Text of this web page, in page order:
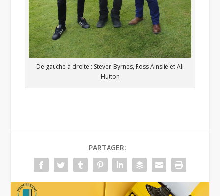
De gauche à droite : Steven Byrnes, Ross Ainslie et Ali
Hutton
PARTAGER: